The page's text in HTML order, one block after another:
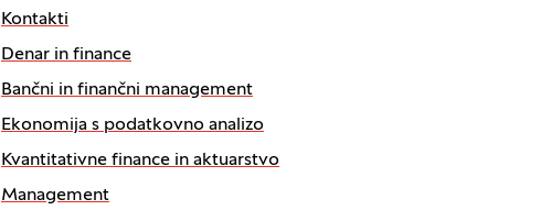
Kontakti
Denar in finance
Bančni in finančni management
Ekonomija s podatkovno analizo
Kvantitativne finance in aktuarstvo
Management